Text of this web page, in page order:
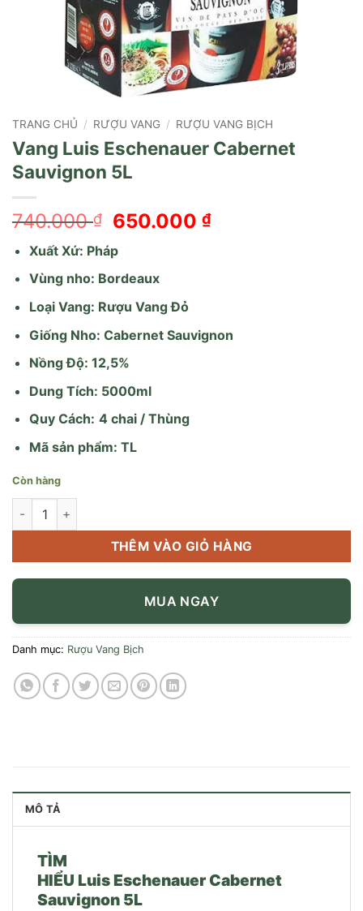
TRANG CHỦ / RƯỢU VANG / RƯỢU VANG BỊCH
Vang Luis Eschenauer Cabernet
Sauvignon 5L
740.000₫
Giá
là:
740.000 ₫.
650.000₫Giá
Xuất Xứ: Pháp
Vùng nho: Bordeaux
Loại Vang: Rượu Vang Đỏ
Giống Nho: Cabernet Sauvignon
Nồng Độ: 12,5%
Dung Tích: 5000ml
Quy Cách: 4 chai / Thùng
Mã sản phẩm: TL
Còn hàng
Vang Luis Eschenauer Cabernet Sauvignon 5L số lượng
THÊM VÀO GIỎ HÀNG
MUA NGAY
Danh mục: Rượu Vang Bịch
MÔ TẢ
TÌM
HIỂU Luis Eschenauer Cabernet
Sauvignon 5L